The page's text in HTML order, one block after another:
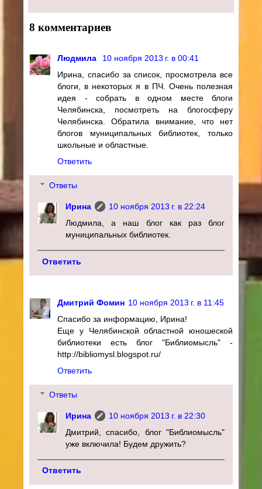
8 комментариев
Людмила
10 ноября 2013 г. в 00:41
Ирина, спасибо за список, просмотрела все
блоги, в некоторых я в ПЧ. Очень полезная
идея - собрать в одном месте блоги
Челябинска, посмотреть на блогосферу
Челябинска. Обратила внимание, что нет
блогов муниципальных библиотек, только
школьные и областные.
Ответить
Ответы
Ирина
10 ноября 2013 г. в 22:24
Людмила, а наш блог как раз блог
муниципальных библиотек.
Ответить
Дмитрий Фомин 10 ноября 2013 г. в 11:45
Спасибо за информацию, Ирина!
Еще у Челябинской областной юношеской
библиотеки есть блог "Библиомысль" -
http://bibliomysl.blogspot.ru/
Ответить
Ответы
Ирина
10 ноября 2013 г. в 22:30
Дмитрий, спасибо, блог "Библиомысль"
уже включила! Будем дружить?
Ответить